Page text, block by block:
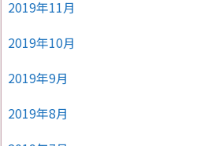
2019年11月
2019年10月
2019年9月
2019年8月